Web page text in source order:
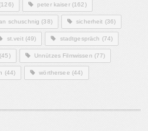
peter kaiser(162)
schuschnig (38) sicherheit (36)
st.veit(49) stadtgespräch (74)
(45) Unnützes Filmwissen (77)
(44) wörthersee (44)